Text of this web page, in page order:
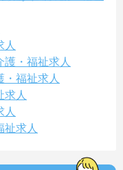
人
・福祉求人
福祉求人
求人
人
祉求人